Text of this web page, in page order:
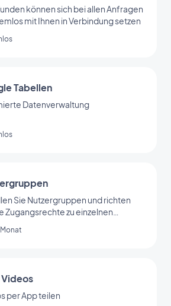
können sich bei allen Anfragen
mit Ihnen in Verbindung setzen
Tabellen
Datenverwaltung
Sie Nutzergruppen und richten
Zugangsrechte zu einzelnen
Ihrer App individuell ein.
Videos
per App teilen